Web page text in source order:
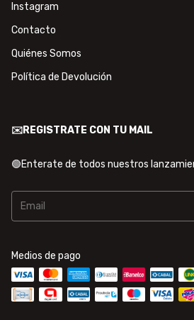
Instagram
Contacto
Quiénes Somos
Política de Devolución
✉️REGISTRATE CON TU MAIL
🟢Enterate de todos nuestros
Medios de pago